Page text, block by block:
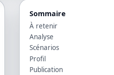
Sommaire
À retenir
Analyse
Scénarios
Profil
Publication